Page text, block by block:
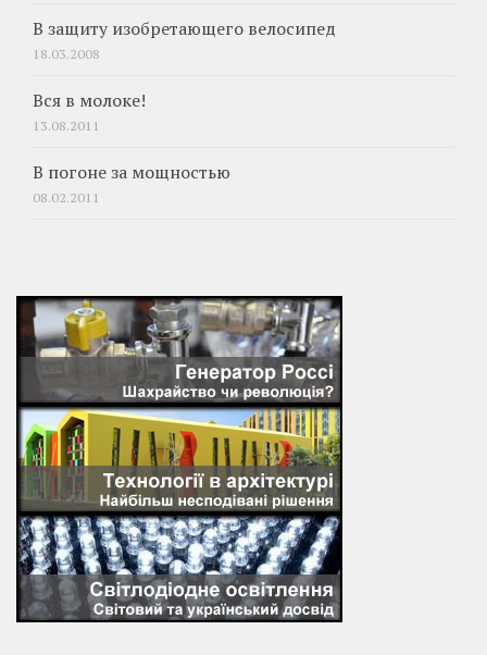
В защиту изобретающего велосипед
18.03.2008
Вся в молоке!
13.08.2011
В погоне за мощностью
08.02.2011